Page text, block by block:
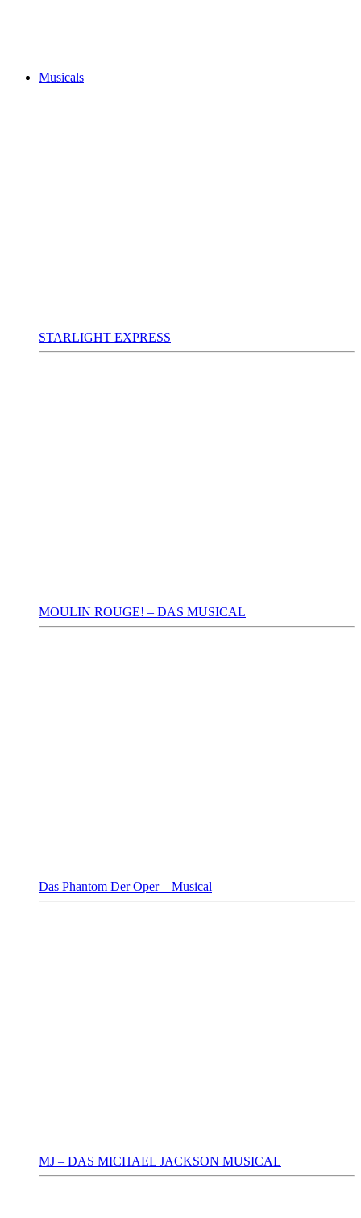
Musicals
STARLIGHT EXPRESS
MOULIN ROUGE! – DAS MUSICAL
Das Phantom Der Oper – Musical
MJ – DAS MICHAEL JACKSON MUSICAL